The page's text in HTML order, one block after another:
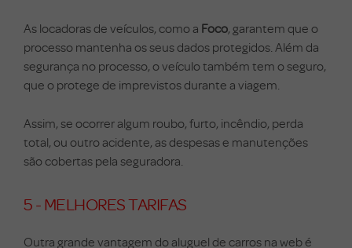
As locadoras de veículos, como a Foco, garantem que o
processo mantenha os seus dados protegidos. Além da
segurança no processo, o veículo também tem o seguro,
que o protege de imprevistos durante a viagem.
Assim, se ocorrer algum roubo, furto, incêndio, perda
total, ou outro acidente, as despesas e manutenções
são cobertas pela seguradora.
5 - MELHORES TARIFAS
Outra grande vantagem do aluguel de carros na web é